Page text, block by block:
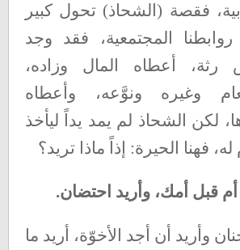
فقصة (الشحاذ) تحول كبير
المجتمعية، فقد وجد
رثة، أعطاه المال وزاده،
وغيره ونوَّعه، وأعطاه
لكن الشحاذ لم يمد يداً ليأخذ
فهنا الحيرة: إذاً ماذا تريد؟
قبل أمك، وأريد احتضان.
وأريد أن أجد الأخوّة، أريد ما